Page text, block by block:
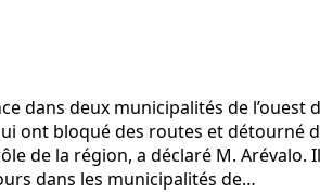
dans deux municipalités de l’ouest
ont bloqué des routes et détourné
de la région, a déclaré M. Arévalo.
dans les municipalités de…